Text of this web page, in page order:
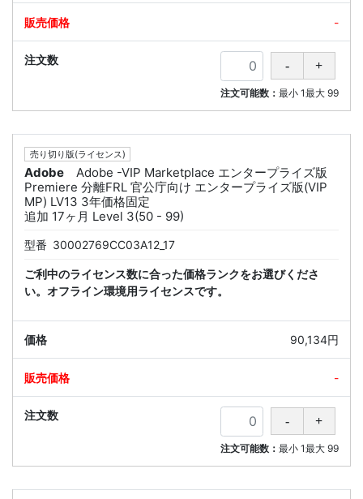
-
注文可能数： 最小 1最大 99
売り切り版(ライセンス)
Adobe
Adobe -VIP Marketplace エンタープライズ版
Premiere 分離FRL 官公庁向け エンタープライズ版(VIP
MP) LV13 3年価格固定
追加 17ヶ月 Level 3(50 - 99)
型番 30002769CC03A12_17
ご利中のライセンス数に合った価格ランクをお選びくださ
い。オフライン環境用ライセンスです。
90,134円
-
注文可能数： 最小 1最大 99